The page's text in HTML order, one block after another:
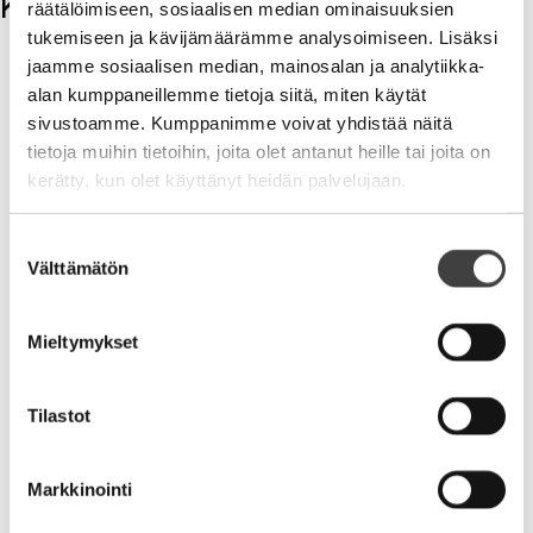
räätälöimiseen, sosiaalisen median ominaisuuksien
tukemiseen ja kävijämäärämme analysoimiseen. Lisäksi
jaamme sosiaalisen median, mainosalan ja analytiikka-
alan kumppaneillemme tietoja siitä, miten käytät
sivustoamme. Kumppanimme voivat yhdistää näitä
tietoja muihin tietoihin, joita olet antanut heille tai joita on
kerätty, kun olet käyttänyt heidän palvelujaan.
valinta
Välttämätön
Mieltymykset
Tilastot
Markkinointi
Kirjoita kommentti
Aihe
Nimi
Sähköpostiosoite
Kotisivu